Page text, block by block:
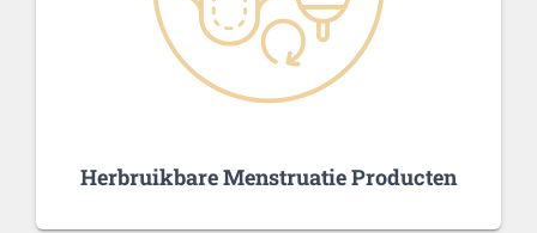
Herbruikbare Menstruatie Producten